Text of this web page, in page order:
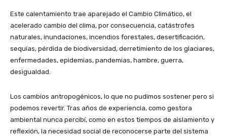
Este calentamiento trae aparejado el Cambio Climático, el
acelerado cambio del clima, por consecuencia, catástrofes
naturales, inundaciones, incendios forestales, desertificación,
sequías, pérdida de biodiversidad, derretimiento de los glaciares,
enfermedades, epidemias, pandemias, hambre, guerra,
desigualdad.
Los cambios antropogénicos, lo que no pudimos sostener pero si
podemos revertir. Tras años de experiencia, como gestora
ambiental nunca percibí, como en estos tiempos de aislamiento y
reflexión, la necesidad social de reconocerse parte del sistema